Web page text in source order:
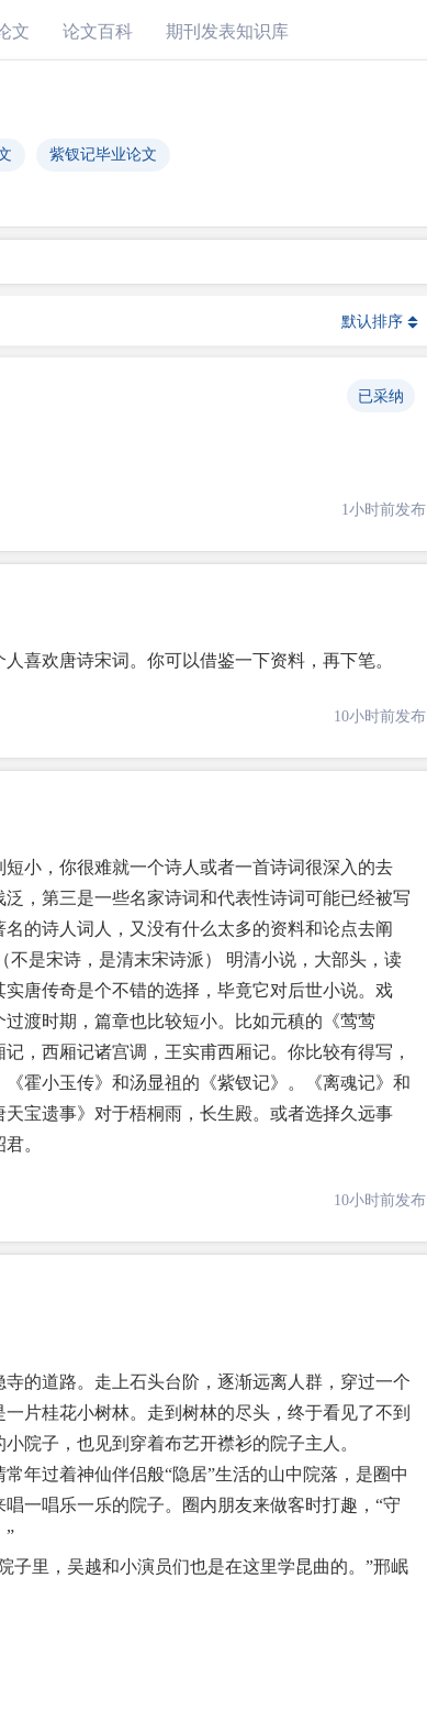
文 论文百科 期刊发表知识库
紫钗记毕业论文
默认排序
已采纳
1小时前发布
喜欢唐诗宋词。你可以借鉴一下资料，再下笔。
10小时前发布
小，你很难就一个诗人或者一首诗词很深入的去
，第三是一些名家诗词和代表性诗词可能已经被写
的诗人词人，又没有什么太多的资料和论点去阐
不是宋诗，是清末宋诗派） 明清小说，大部头，读
唐传奇是个不错的选择，毕竟它对后世小说。戏
渡时期，篇章也比较短小。比如元稹的《莺莺
，西厢记诸宫调，王实甫西厢记。你比较有得写，
霍小玉传》和汤显祖的《紫钗记》。《离魂记》和
宝遗事》对于梧桐雨，长生殿。或者选择久远事
。
10小时前发布
的道路。走上石头台阶，逐渐远离人群，穿过一个
片桂花小树林。走到树林的尽头，终于看见了不到
院子，也见到穿着布艺开襟衫的院子主人。
年过着神仙伴侣般“隐居”生活的山中院落，是圈中
一唱乐一乐的院子。圈内朋友来做客时打趣，“守
”
子里，吴越和小演员们也是在这里学昆曲的。”邢岷